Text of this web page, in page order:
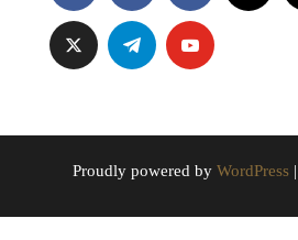
Proudly powered by WordPress |